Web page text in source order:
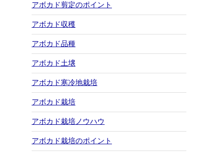
アボカド剪定のポイント
アボカド収穫
アボカド品種
アボカド土壌
アボカド寒冷地栽培
アボカド栽培
アボカド栽培ノウハウ
アボカド栽培のポイント